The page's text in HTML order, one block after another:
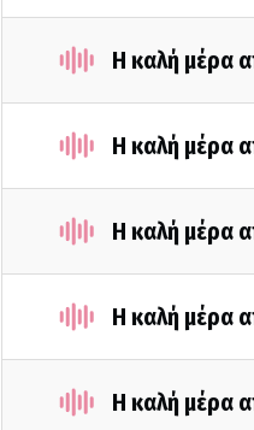
Η καλή μέρα
Η καλή μέρα
Η καλή μέρα
Η καλή μέρα
Η καλή μέρα